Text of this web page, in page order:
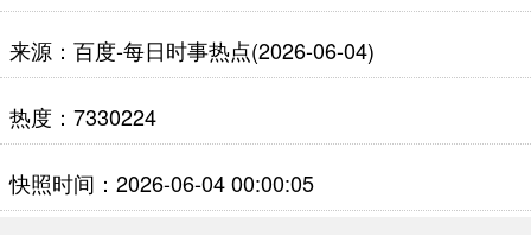
来源：百度-每日时事热点(2026-06-04)
热度：7330224
快照时间：2026-06-04 00:00:05